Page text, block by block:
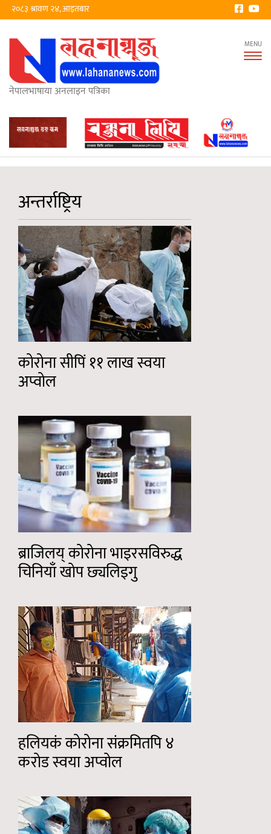
२०८३ श्रावण २४, आइतबार
नेपालभाषाया अनलाइन पत्रिका
अन्तर्राष्ट्रिय
कोरोना सीपिं ११ लाख स्वया
अप्वोल
ब्राजिलय् कोरोना भाइरसविरुद्ध
चिनियाँ खोप छ्यलिइगु
हलियकं कोरोना संक्रमितपि ४
करोड स्वया अप्वोल